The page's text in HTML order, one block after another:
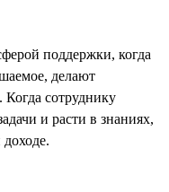
поддержки, когда
делают
сотруднику
и расти в знаниях,